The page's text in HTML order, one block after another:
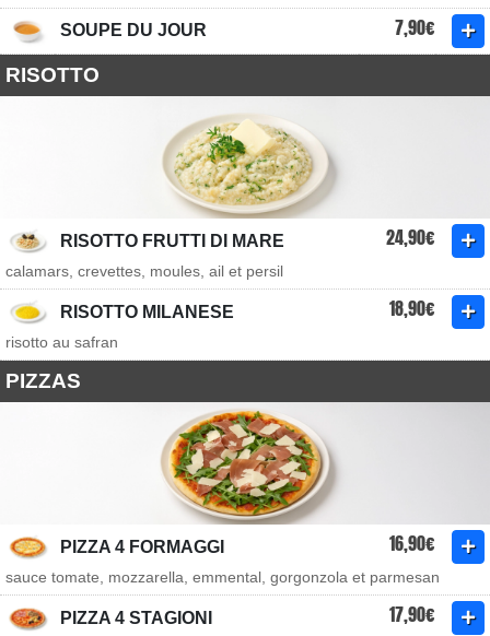
SOUPE DU JOUR 7,90€
RISOTTO
RISOTTO FRUTTI DI MARE 24,90€
calamars, crevettes, moules, ail et persil
RISOTTO MILANESE 18,90€
risotto au safran
PIZZAS
PIZZA 4 FORMAGGI 16,90€
sauce tomate, mozzarella, emmental, gorgonzola et parmesan
PIZZA 4 STAGIONI 17,90€